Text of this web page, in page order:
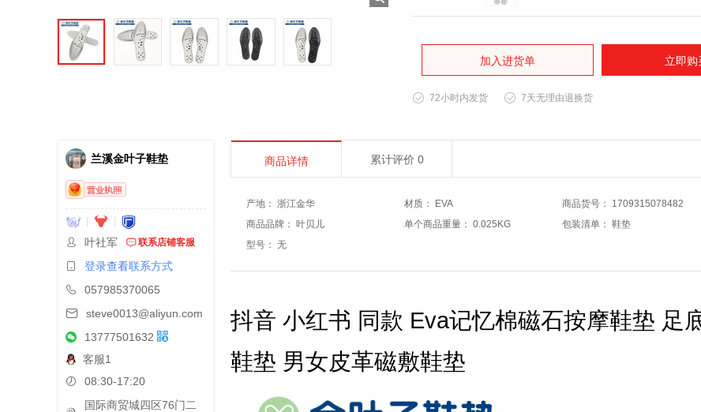
加入进货单 立即购
72小时内发货 7天无理由退换货
兰溪金叶子鞋垫
叶社军 联系店铺客服
登录查看联系方式
057985370065
steve0013@aliyun.com
13777501632
客服1
08:30-17:20
国际商贸城四区76门二
商品详情 累计评价 0
产地 ： 浙江金华 材质 ： EVA 商品货号 ：
1709315078482
商品品牌 ： 叶贝儿 单个商品重量 ： 0.025KG 包装清单 ： 鞋垫
型号 ： 无
抖音 小红书 同款 Eva记忆棉磁石按摩鞋垫 足
鞋垫 男女皮革磁敷鞋垫